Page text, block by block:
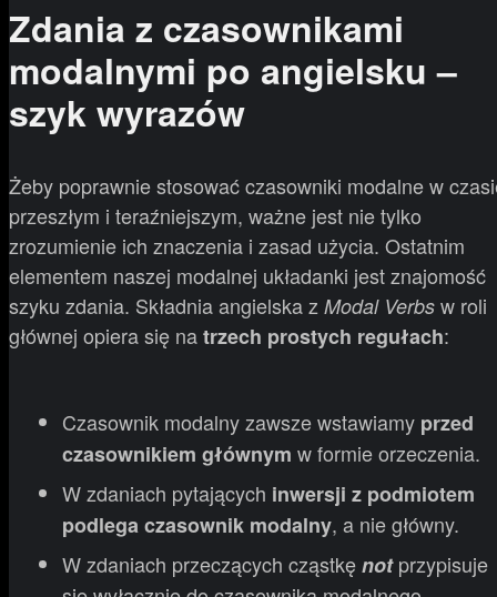
Zdania z czasownikami
modalnymi po angielsku –
szyk wyrazów
Żeby poprawnie stosować czasowniki modalne w
przeszłym i teraźniejszym, ważne jest nie tylko
zrozumienie ich znaczenia i zasad użycia. Ostatnim
elementem naszej modalnej układanki jest znajomość
szyku zdania. Składnia angielska z Modal Verbs w roli
głównej opiera się natrzech prostych regułach:
Czasownik modalny zawsze wstawiamy przed
czasownikiem głównym w formie orzeczenia.
W zdaniach pytających inwersji z podmiotem
podlega czasownik modalny, a nie główny.
W zdaniach przeczących cząstkęnotprzypisuje